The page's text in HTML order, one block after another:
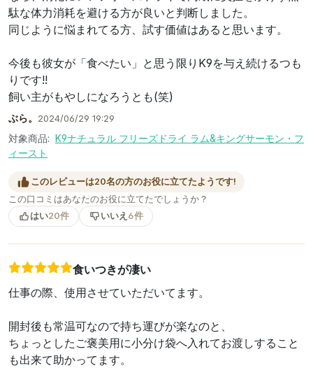
駄な体力消耗を避ける方が良いと判断しました。
同じように悩まれてる方、試す価値はあると思います。
今後も彼女が「食べたい」と思う限りK9を与え続けるつも
りです!!
飼い主がもやしになろうとも(笑)
ぶら。 2024/06/29 19:29
対象商品: K9ナチュラル フリーズドライ ラム&キングサーモン・フ
ィースト
このレビューは20名の方のお役に立てたようです!
この口コミはあなたのお役に立てたでしょうか？
はい20件 いいえ 6件
食いつきが凄い
仕事の際、使用させていただいてます。
開封後も常温可なので持ち運びが楽なのと、
ちょっとしたご褒美用に小分け袋へ入れてお渡しすること
も出来て助かってます。